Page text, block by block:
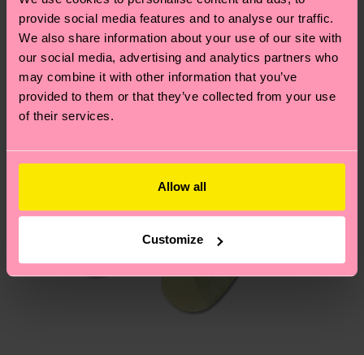
provide social media features and to analyse our traffic.
We also share information about your use of our site with
our social media, advertising and analytics partners who
may combine it with other information that you’ve
provided to them or that they’ve collected from your use
of their services.
Allow all
Customize
notre pageRetourpour trouver les réponses aux
questions les plus fréquemment posées.